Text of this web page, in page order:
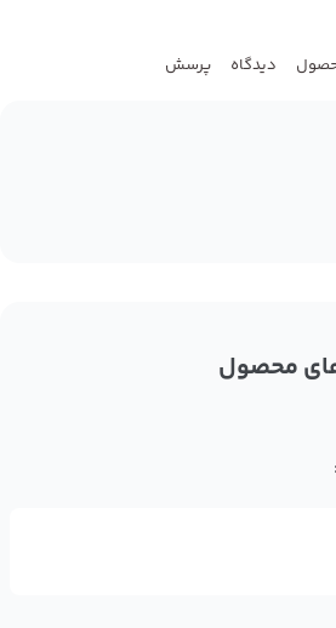
دیدگاه پرسش
محصول